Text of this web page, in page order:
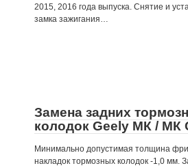
2015, 2016 года выпуска. Снятие и
замка зажигания…
Замена задних
колодок Geely МК / МК
Минимально допустимая толщина
накладок тормозных колодок -1,0 мм.